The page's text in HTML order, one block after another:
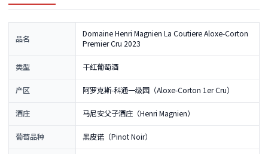
品名
Domaine Henri Magnien La Coutiere Aloxe-Corton
Premier Cru 2023
类型 干红葡萄酒
产区 阿罗克斯-科通一级园（Aloxe-Corton 1er Cru）
酒庄 马尼安父子酒庄（Henri Magnien）
葡萄品种 黑皮诺（Pinot Noir）